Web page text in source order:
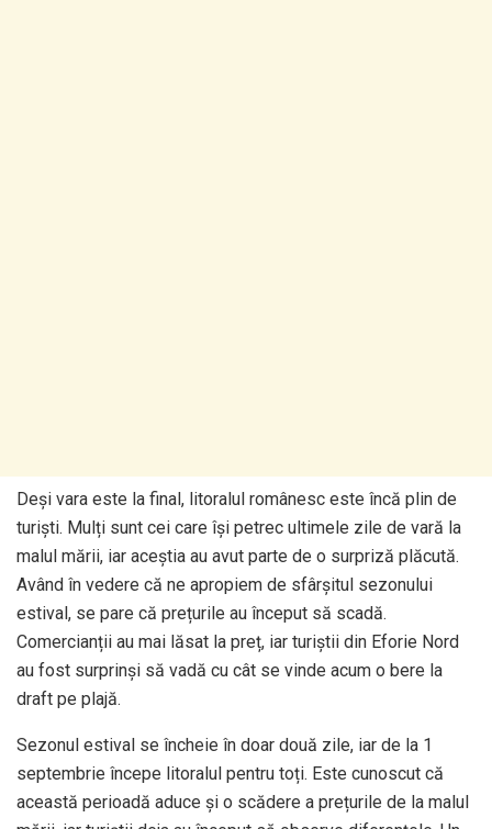
Deși vara este la final, litoralul românesc este încă plin de
turiști. Mulți sunt cei care își petrec ultimele zile de vară la
malul mării, iar aceștia au avut parte de o surpriză plăcută.
Având în vedere că ne apropiem de sfârșitul sezonului
estival, se pare că prețurile au început să scadă.
Comercianții au mai lăsat la preț, iar turiștii din Eforie Nord
au fost surprinși să vadă cu cât se vinde acum o bere la
draft pe plajă.
Sezonul estival se încheie în doar două zile, iar de la 1
septembrie începe litoralul pentru toți. Este cunoscut că
această perioadă aduce și o scădere a prețurile de la malul